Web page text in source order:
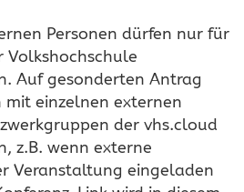
Personen dürfen nur für
Auf gesonderten Antrag
mit einzelnen externen
der vhs.cloud
z.B. wenn externe
Veranstaltung eingeladen